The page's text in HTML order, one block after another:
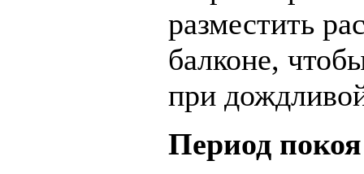
разместить
балконе,
при
Период покоя